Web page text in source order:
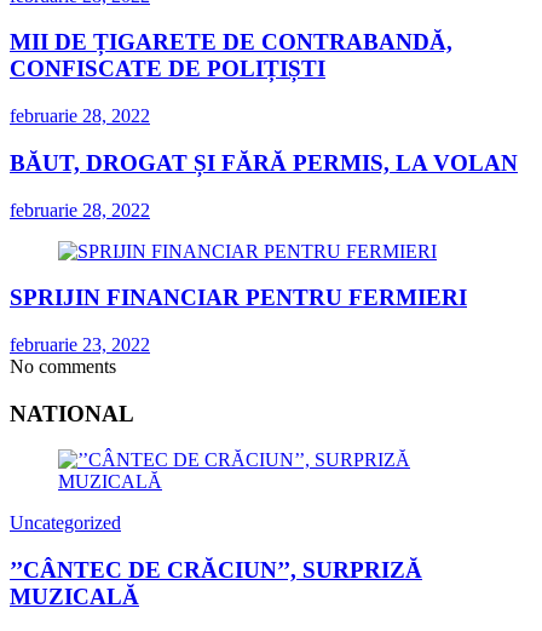
MII DE ȚIGARETE DE CONTRABANDĂ,
CONFISCATE DE POLIȚIȘTI
februarie 28, 2022
BĂUT, DROGAT ȘI FĂRĂ PERMIS, LA VOLAN
februarie 28, 2022
SPRIJIN FINANCIAR PENTRU FERMIERI
februarie 23, 2022
No comments
NATIONAL
Uncategorized
’’CÂNTEC DE CRĂCIUN’’, SURPRIZĂ
MUZICALĂ